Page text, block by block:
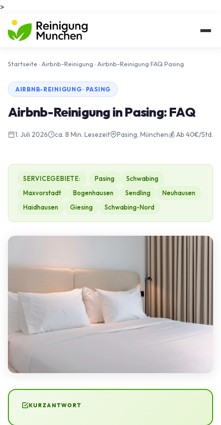
>
Startseite › Airbnb-Reinigung › Airbnb-Reinigung FAQ Pasing
AIRBNB-REINIGUNG · PASING
Airbnb-Reinigung in Pasing: FAQ
1. Juli 2026 ca. 8 Min. Lesezeit Pasing, München💰 Ab 40€/Std.
SERVICEGEBIETE: Pasing
Schwabing
Maxvorstadt
Bogenhausen Sendling
Neuhausen
Haidhausen
Giesing Schwabing-Nord
KURZANTWORT